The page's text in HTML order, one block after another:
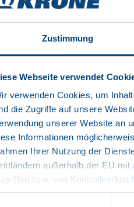
Zustimmung
Webseite verwendet
verwenden Cookies, um
die Zugriffe auf unsere
unserer Website an
Informationen
Ihrer Nutzung der
außerhalb der EU
bzw. von Kontrollverlust
hat den „Europäischen
wird von der
etablierte ETPN